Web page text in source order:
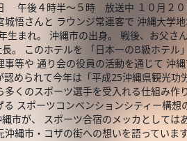
午後４時半〜５時 放送中 １０月２
城悟さんと ラウンジ常連客で 沖縄大学
生まれ。 沖縄市の出身。 戦後、お父さ
。 このホテルを 「日本一のB級ホテ
事等や 通り会の役員の活動を通じて 沖
認められて今年は「平成25沖縄県観光
多くのスポーツ選手を受入れる仕組み作
る スポーツコンベンションシティー構
市が、 スポーツ合宿のメッカとして
縄市・コザの街への想いを語っていま